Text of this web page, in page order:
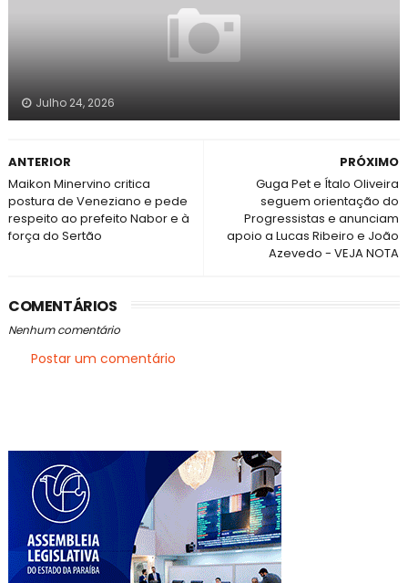
Julho 24, 2026
PRÓXIMO
Guga Pet e Ítalo Oliveira
seguem orientação do
Progressistas e anunciam
apoio a Lucas Ribeiro e João
Azevedo - VEJA NOTA
ANTERIOR
Maikon Minervino critica
postura de Veneziano e pede
respeito ao prefeito Nabor e à
força do Sertão
COMENTÁRIOS
Nenhum comentário
Postar um comentário